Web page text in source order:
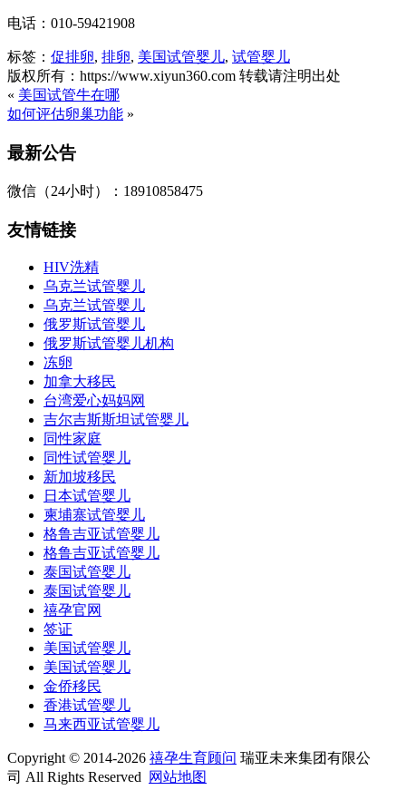
电话：010-59421908
标签： 促排卵, 排卵, 美国试管婴儿, 试管婴儿
版权所有：https://www.xiyun360.com 转载请注明出处
« 美国试管牛在哪
如何评估卵巢功能 »
最新公告
微信（24小时）：18910858475
友情链接
HIV洗精
乌克兰试管婴儿
乌克兰试管婴儿
俄罗斯试管婴儿
俄罗斯试管婴儿机构
冻卵
加拿大移民
台湾爱心妈妈网
吉尔吉斯斯坦试管婴儿
同性家庭
同性试管婴儿
新加坡移民
日本试管婴儿
柬埔寨试管婴儿
格鲁吉亚试管婴儿
格鲁吉亚试管婴儿
泰国试管婴儿
泰国试管婴儿
禧孕官网
签证
美国试管婴儿
美国试管婴儿
金侨移民
香港试管婴儿
马来西亚试管婴儿
Copyright © 2014-2026 禧孕生育顾问 瑞亚未来集团有限公
司 All Rights Reserved
网站地图